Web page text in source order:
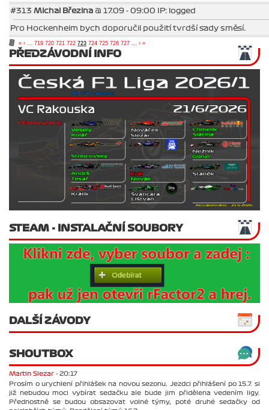
#313 Michal Březina @ 17.09 - 09:00 IP: logged
Pro Hockenheim bych doporučil použití tvrdší sady směsí.
« ‹ 719 720 721 722 723 724 725 726 727 › »
PŘEDZÁVODNÍ INFO
STEAM - INSTALAČNÍ SOUBORY
DALŠÍ ZÁVODY
SHOUTBOX
Martin Slezar - 20:17
Prosím o urychlení přihlášek na novou sezonu. Jezdci přihlášení po 15.7. si
již nebudou moci vybírat sedačku ale bude jim přidělena vedením ligy.
Přednostně se budou obsazovat volné týmy, poté druhé sedačky od